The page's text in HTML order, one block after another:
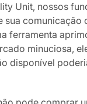
Unit, nossos
sua comunicação
ferramenta
minuciosa,
disponível